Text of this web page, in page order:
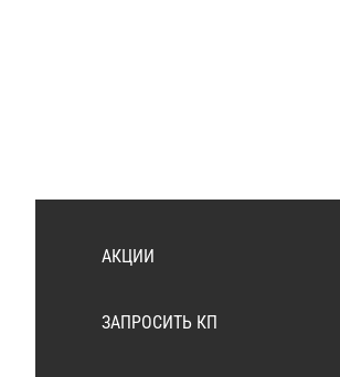
АКЦИИ
ЗАПРОСИТЬ КП